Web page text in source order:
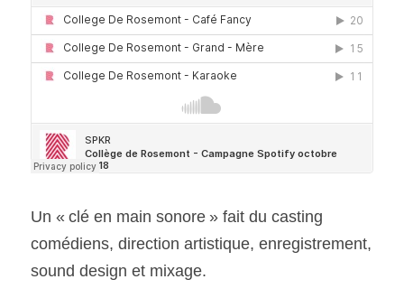
Un « clé en main sonore » fait du casting
comédiens, direction artistique, enregistrement,
sound design et mixage.